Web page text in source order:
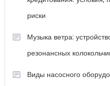
риски
Музыка ветра:
резонансных
Виды насосного